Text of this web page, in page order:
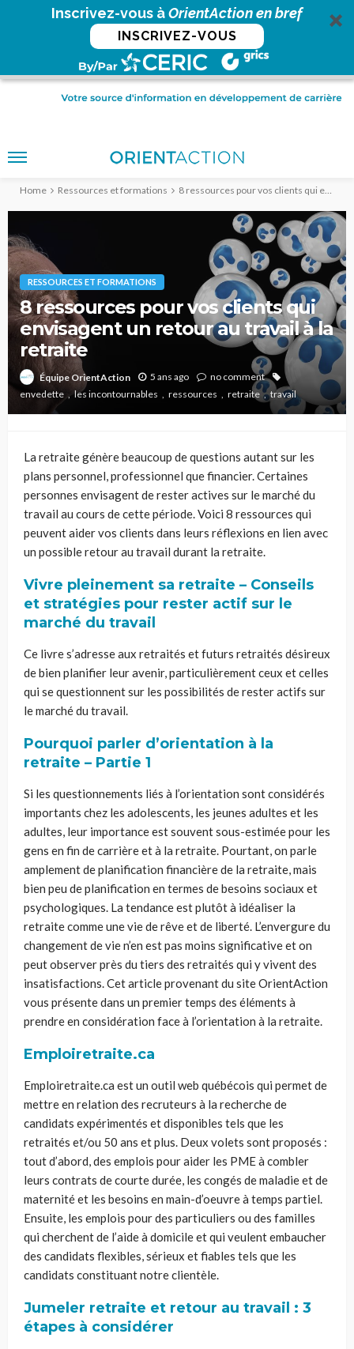
Inscrivez-vous àOrientAction en bref
INSCRIVEZ-VOUS
Home Ressources et formations 8 ressources pour vos clients qui envisagent un retour au travail à la retraite
RESSOURCES ET FORMATIONS
8 ressources pour vos clients qui
envisagent un retour au travail à la
retraite
Équipe OrientAction 5 ans ago
no comment
envedette
les incontournables ressources retraite travail
La retraite génère beaucoup de questions autant sur les
plans personnel, professionnel que financier. Certaines
personnes envisagent de rester actives sur le marché du
travail au cours de cette période. Voici 8 ressources qui
peuvent aider vos clients dans leurs réflexions en lien avec
un possible retour au travail durant la retraite.
Vivre pleinement sa retraite – Conseils
et stratégies pour rester actif sur le
marché du travail
Ce livre s’adresse aux retraités et futurs retraités désireux
de bien planifier leur avenir, particulièrement ceux et celles
qui se questionnent sur les possibilités de rester actifs sur
le marché du travail.
Pourquoi parler d’orientation à la
retraite – Partie 1
Si les questionnements liés à l’orientation sont considérés
importants chez les adolescents, les jeunes adultes et les
adultes, leur importance est souvent sous-estimée pour les
gens en fin de carrière et à la retraite. Pourtant, on parle
amplement de planification financière de la retraite, mais
bien peu de planification en termes de besoins sociaux et
psychologiques. La tendance est plutôt à idéaliser la
retraite comme une vie de rêve et de liberté. L’envergure du
changement de vie n’en est pas moins significative et on
peut observer près du tiers des retraités qui y vivent des
insatisfactions. Cet article provenant du site OrientAction
vous présente dans un premier temps des éléments à
prendre en considération face à l’orientation à la retraite.
Emploiretraite.ca
Emploiretraite.ca est un outil web québécois qui permet de
mettre en relation des recruteurs à la recherche de
candidats expérimentés et disponibles tels que les
retraités et/ou 50 ans et plus. Deux volets sont proposés :
tout d’abord, des emplois pour aider les PME à combler
leurs contrats de courte durée, les congés de maladie et de
maternité et les besoins en main-d’oeuvre à temps partiel.
Ensuite, les emplois pour des particuliers ou des familles
qui cherchent de l’aide à domicile et qui veulent embaucher
des candidats flexibles, sérieux et fiables tels que les
candidats constituant notre clientèle.
Jumeler retraite et retour au travail : 3
étapes à considérer